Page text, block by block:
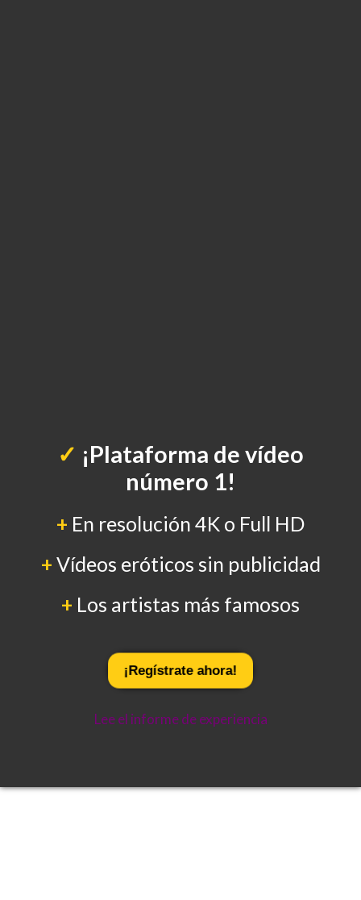
✓ ¡Plataforma de vídeo
número 1!
+ En resolución 4K o Full HD
+ Vídeos eróticos sin publicidad
+ Los artistas más famosos
¡Regístrate ahora!
Lee el informe de experiencia